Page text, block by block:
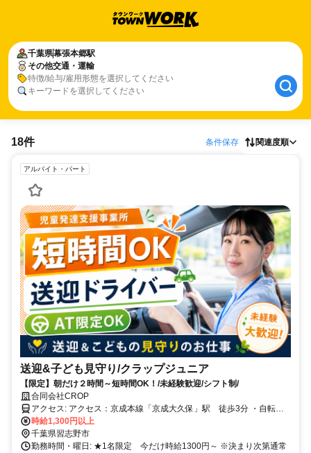
千葉県幕張本郷駅
その他交通・運輸
特徴/給与/雇用形態を選択してください
キーワードを選択してください
18件 条件保存 関連度順
アルバイト・パート
送迎&子ども見守り/クラップジュニア
【限定】朝だけ２時間～短時間OK！/未経験歓迎/シフト制/
合同会社CROP
アクセス: アクセス：京成本線「京成大久保」駅 徒歩3分 ・自転車
通勤可
時給1,300円以上
千葉県習志野市
勤務時間・曜日: ★1名限定 今だけ時給1300円～ ※決まり次第通常